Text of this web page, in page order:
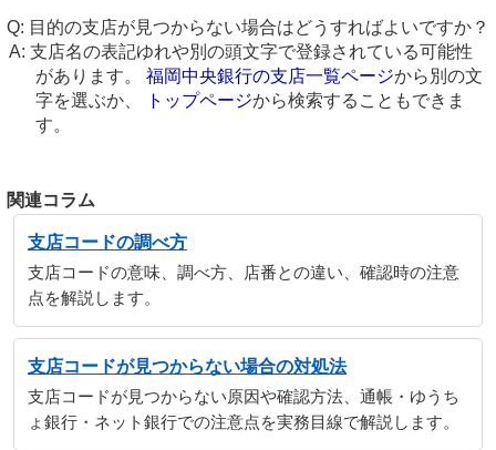
目的の支店が見つからない場合はどうすればよいですか？
支店名の表記ゆれや別の頭文字で登録されている可能性
があります。 福岡中央銀行の支店一覧ページから別の文
字を選ぶか、
トップページから検索することもできま
す。
関連コラム
支店コードの調べ方
支店コードの意味、調べ方、店番との違い、確認時の注意
点を解説します。
支店コードが見つからない場合の対処法
支店コードが見つからない原因や確認方法、通帳・ゆうち
ょ銀行・ネット銀行での注意点を実務目線で解説します。